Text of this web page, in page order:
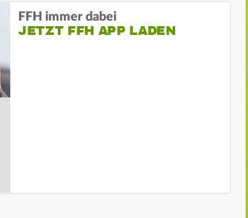
FFH immer dabei
JETZT FFH APP LADEN